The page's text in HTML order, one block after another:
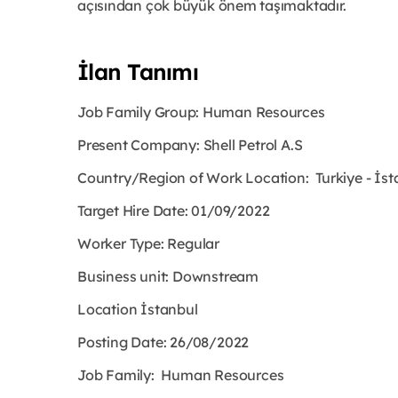
açısından çok büyük önem taşımaktadır.
İlan Tanımı
Job Family Group: Human Resources
Present Company: Shell Petrol A.S
Country/Region of Work Location: Turkiye -
Target Hire Date:01/09/2022
Worker Type: Regular
Business unit: Downstream
Location İstanbul
Posting Date: 26/08/2022
Job Family: Human Resources